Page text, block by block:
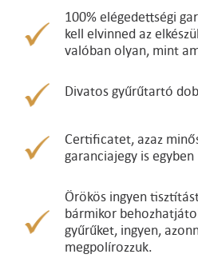
100% elégedettségi
kell elvinned az
valóban olyan, mint
Divatos gyűrűtartó
Certificatet, azaz
garanciajegy is egyben
Örökös ingyen
bármikor
gyűrűket, ingyen,
megpolírozzuk.